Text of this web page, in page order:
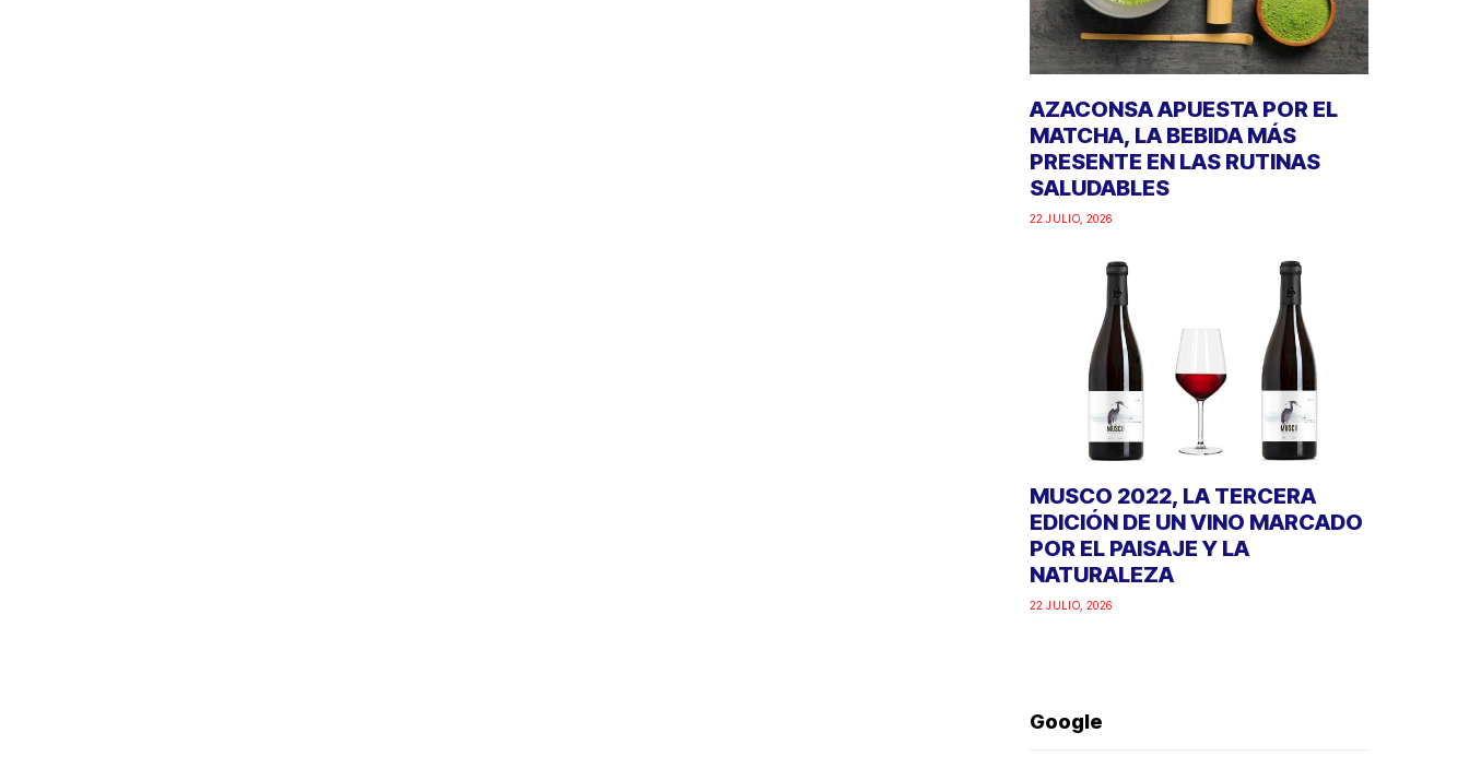
AZACONSA APUESTA POR EL
MATCHA, LA BEBIDA MÁS
PRESENTE EN LAS RUTINAS
SALUDABLES
22 JULIO, 2026
MUSCO 2022, LA TERCERA
EDICIÓN DE UN VINO MARCADO
POR EL PAISAJE Y LA
NATURALEZA
22 JULIO, 2026
Google